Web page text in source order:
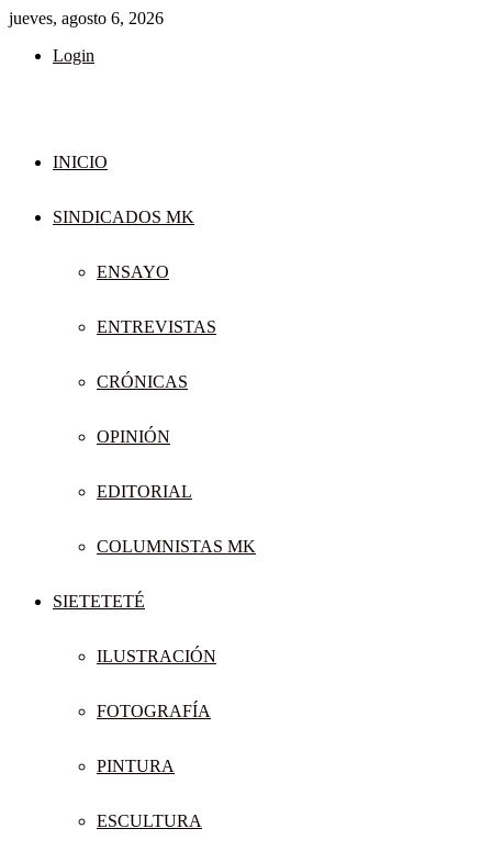
jueves, agosto 6, 2026
Login
INICIO
SINDICADOS MK
ENSAYO
ENTREVISTAS
CRÓNICAS
OPINIÓN
EDITORIAL
COLUMNISTAS MK
SIETETETÉ
ILUSTRACIÓN
FOTOGRAFÍA
PINTURA
ESCULTURA